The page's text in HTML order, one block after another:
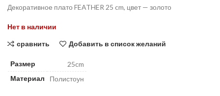
Декоративное плато FEATHER 25 cm, цвет — золото
Нет в наличии
сравнить Добавить в список желаний
Размер
25cm
Материал
Полистоун